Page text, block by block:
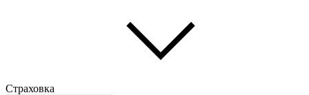
Страховка